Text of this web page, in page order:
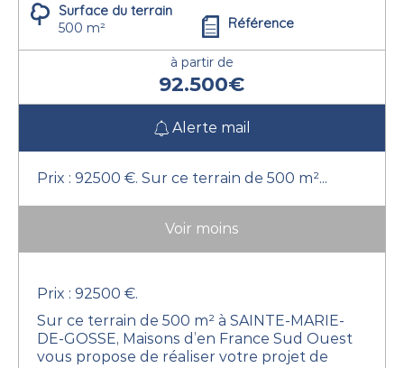
Surface du terrain
500 m² Référence
à partir de
92.500€
Alerte mail
Prix : 92500 €. Sur ce terrain de 500 m²...
Voir moins
Prix : 92500 €.
Sur ce terrain de 500 m² à SAINTE-MARIE-
DE-GOSSE, Maisons d’en France Sud Ouest
vous propose de réaliser votre projet de